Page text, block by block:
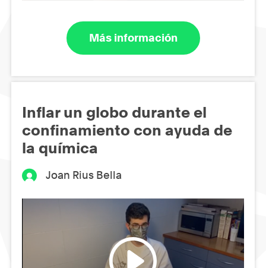
Más información
Inflar un globo durante el
confinamiento con ayuda de
la química
Joan Rius Bella